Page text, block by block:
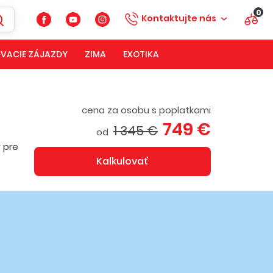
Kontaktujte nás 0
ZÁJAZDY ZIMA EXOTIKA
pre
cena za osobu s poplatkami
od 1 345 € 749 €
Kalkulovať